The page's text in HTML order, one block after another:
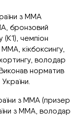
з ММА
бронзовий
(К1), чемпіон
кікбоксингу,
володар
норматив
з ММА (призер
з ММА, володар